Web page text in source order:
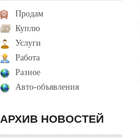
Продам
Куплю
Услуги
Работа
Разное
Авто-объявления
АРХИВ НОВОСТЕЙ